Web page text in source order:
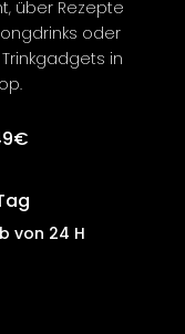
über Rezepte
oder
in
von 24 H